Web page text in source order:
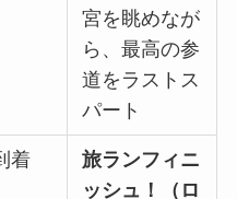
宮を眺めなが
ら、最高の参
道をラストス
パート
着
旅ランフィニ
ッシュ！（ロ